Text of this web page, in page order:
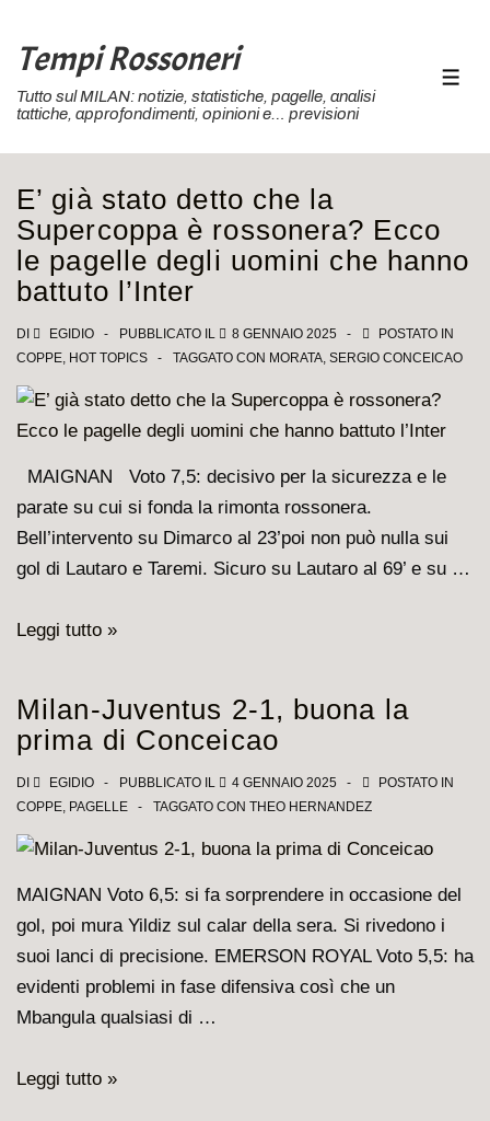
Vai
contenuto
Tempi Rossoneri
Tutto sul MILAN: notizie, statistiche, pagelle, analisi
tattiche, approfondimenti, opinioni e… previsioni
E’ già stato detto che la
Supercoppa è rossonera? Ecco
le pagelle degli uomini che hanno
battuto l’Inter
DI EGIDIO PUBBLICATO IL 8 GENNAIO 2025
POSTATO IN
COPPE, HOT TOPICS TAGGATO CON MORATA, SERGIO CONCEICAO
MAIGNAN Voto 7,5: decisivo per la sicurezza e le
parate su cui si fonda la rimonta rossonera.
Bell’intervento su Dimarco al 23’poi non può nulla sui
gol di Lautaro e Taremi. Sicuro su Lautaro al 69’ e su …
E’
detto
che
la
Supercoppa
è
Ecco
le
pagelle
degli
uomini
hanno
Leggi tutto »
Milan-Juventus 2-1, buona la
prima di Conceicao
DI EGIDIO PUBBLICATO IL 4 GENNAIO 2025
POSTATO IN
COPPE, PAGELLE TAGGATO CON THEO HERNANDEZ
MAIGNAN Voto 6,5: si fa sorprendere in occasione del
gol, poi mura Yildiz sul calar della sera. Si rivedono i
suoi lanci di precisione. EMERSON ROYAL Voto 5,5: ha
evidenti problemi in fase difensiva così che un
Mbangula qualsiasi di …
Milan-
Leggi tutto »